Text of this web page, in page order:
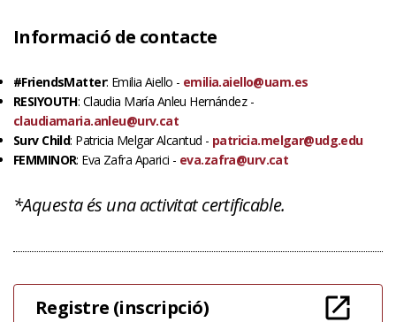
Informació de contacte
#FriendsMatter: Emilia Aiello - emilia.aiello@uam.es
RESIYOUTH: Claudia María Anleu Hernández -
claudiamaria.anleu@urv.cat
Surv Child: Patricia Melgar Alcantud - patricia.melgar@udg.edu
FEMMINOR: Eva Zafra Aparici - eva.zafra@urv.cat
*Aquesta és una activitat certificable.
Registre (inscripció)